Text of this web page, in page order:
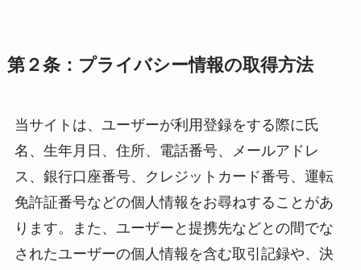
第２条：プライバシー情報の取得方法
当サイトは、ユーザーが利用登録をする際に氏
名、生年月日、住所、電話番号、メールアドレ
ス、銀行口座番号、クレジットカード番号、運転
免許証番号などの個人情報をお尋ねすることがあ
ります。また、ユーザーと提携先などとの間でな
されたユーザーの個人情報を含む取引記録や、決